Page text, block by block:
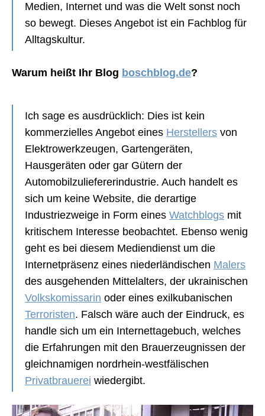
Medien, Internet und was die Welt sonst noch
so bewegt. Dieses Angebot ist ein Fachblog für
Alltagskultur.
Warum heißt Ihr Blog boschblog.de?
Ich sage es ausdrücklich: Dies ist kein
kommerzielles Angebot eines Herstellers von
Elektrowerkzeugen, Gartengeräten,
Hausgeräten oder gar Gütern der
Automobilzuliefererindustrie. Auch handelt es
sich um keine Website, die derartige
Industriezweige in Form eines Watchblogs mit
kritischem Interesse beobachtet. Ebenso wenig
geht es bei diesem Mediendienst um die
Internetpräsenz eines niederländischen Malers
des ausgehenden Mittelalters, der ukrainischen
Volkskomissarin oder eines exilkubanischen
Terroristen. Falsch wäre auch der Eindruck, es
handle sich um ein Internettagebuch, welches
die Erfahrungen mit den Brauerzeugnissen der
gleichnamigen nordrhein-westfälischen
Privatbrauerei wiedergibt.